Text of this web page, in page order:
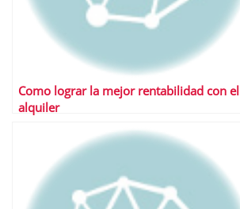
Como lograr la mejor rentabilidad con el
alquiler